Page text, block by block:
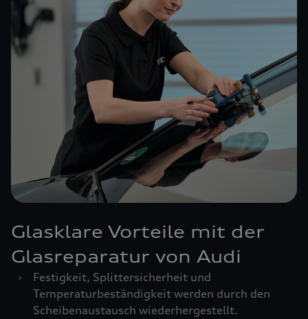
Glasklare Vorteile mit der
Glasreparatur von Audi
›
Festigkeit, Splittersicherheit und
Temperaturbeständigkeit werden durch den
Scheibenaustausch wiederhergestellt.